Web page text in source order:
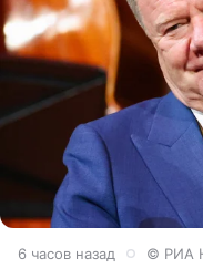
6 часов назад © РИА